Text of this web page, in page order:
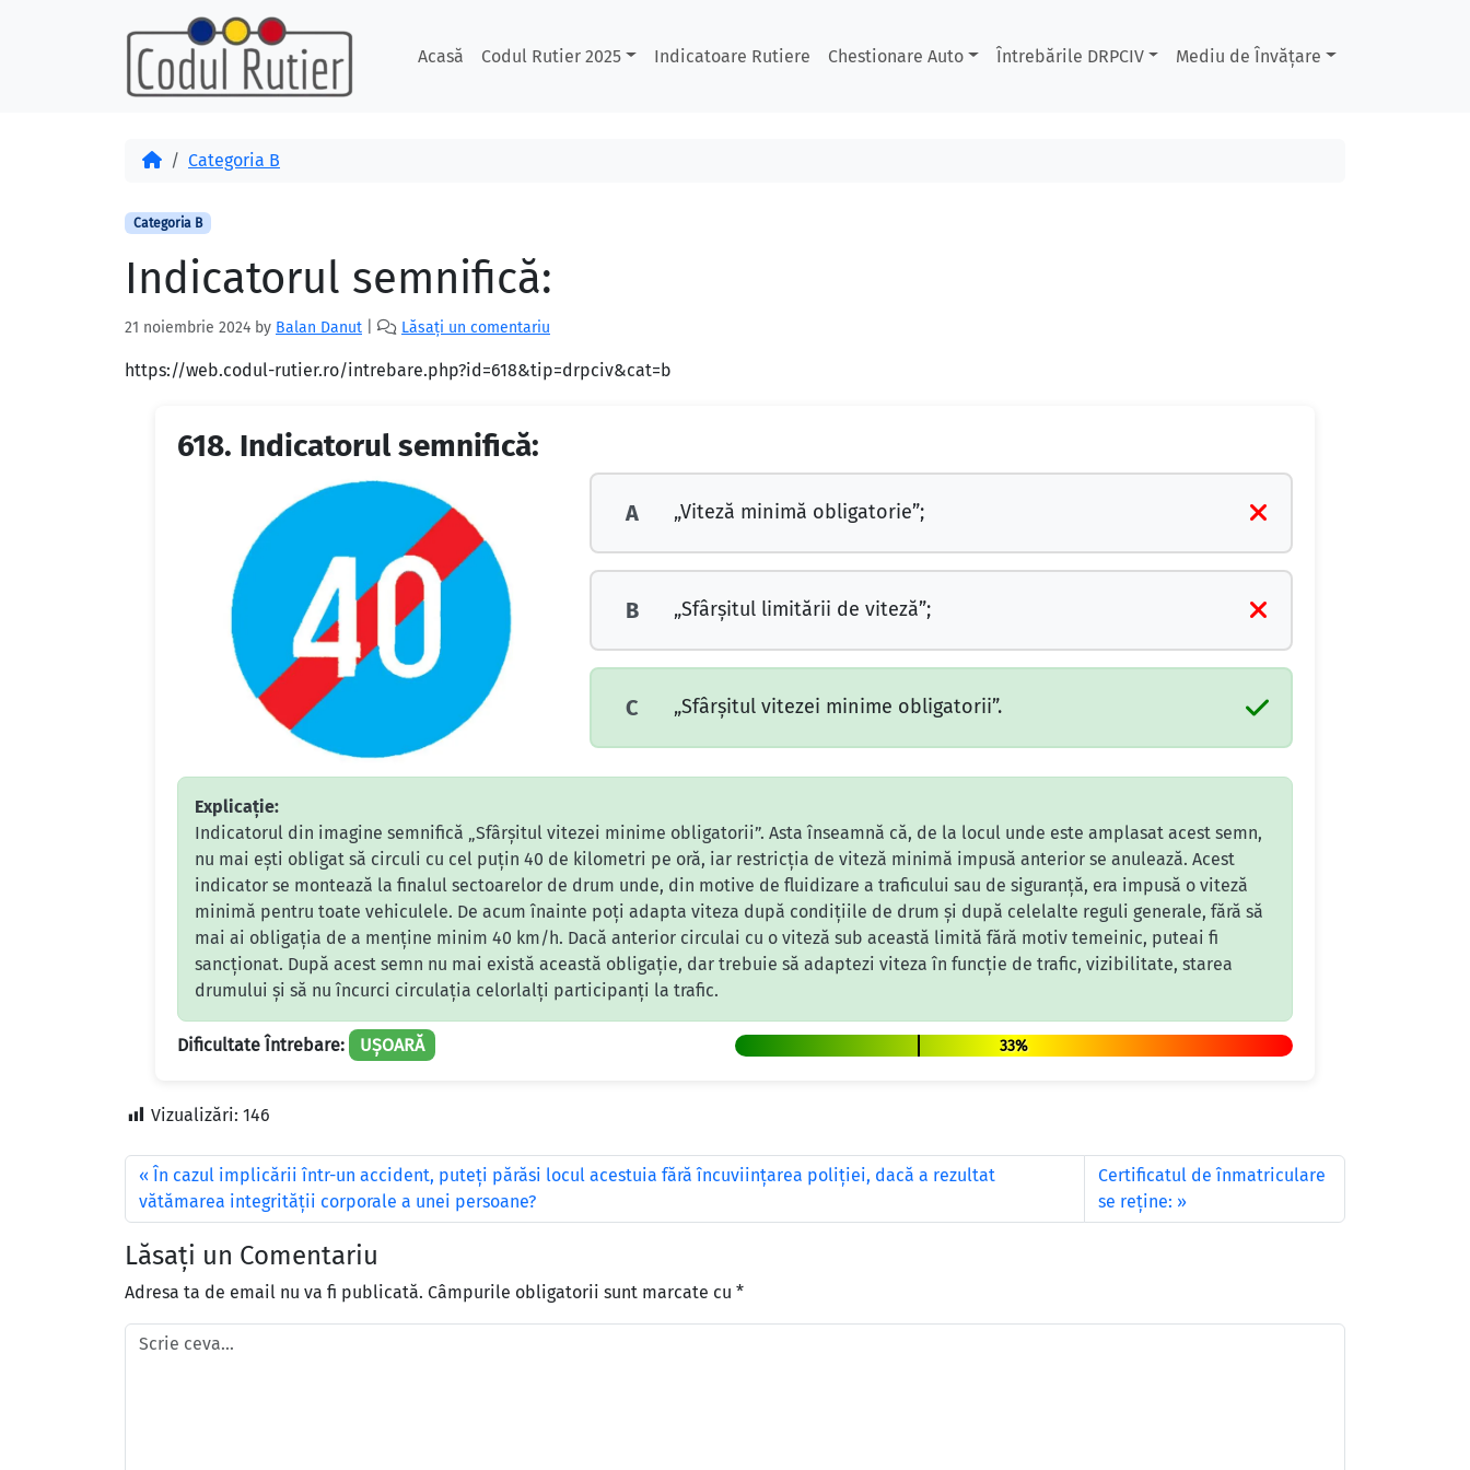
Acasă Codul Rutier 2025 Indicatoare Rutiere Chestionare Auto Întrebările DRPCIV Mediu de Învățare
AcasăCategoria B
Categoria B
Indicatorul semnifică:
21 noiembrie 2024 by Balan Danut Lăsați un comentariu
https://web.codul-rutier.ro/intrebare.php?id=618&tip=drpciv&cat=b
618. Indicatorul semnifică:
A „Viteză minimă obligatorie”;
B „Sfârşitul limitării de viteză”;
C „Sfârşitul vitezei minime obligatorii”.
Explicație:
Indicatorul din imagine semnifică „Sfârșitul vitezei minime obligatorii”. Asta înseamnă că, de la locul unde este amplasat acest semn,
nu mai ești obligat să circuli cu cel puțin 40 de kilometri pe oră, iar restricția de viteză minimă impusă anterior se anulează. Acest
indicator se montează la finalul sectoarelor de drum unde, din motive de fluidizare a traficului sau de siguranță, era impusă o viteză
minimă pentru toate vehiculele. De acum înainte poți adapta viteza după condițiile de drum și după celelalte reguli generale, fără să
mai ai obligația de a menține minim 40 km/h. Dacă anterior circulai cu o viteză sub această limită fără motiv temeinic, puteai fi
sancționat. După acest semn nu mai există această obligație, dar trebuie să adaptezi viteza în funcție de trafic, vizibilitate, starea
drumului și să nu încurci circulația celorlalți participanți la trafic.
Dificultate Întrebare: UȘOARĂ 33%
Vizualizări: 146
În cazul implicării într-un accident, puteți părăsi locul acestuia fără încuviințarea poliției, dacă a rezultat
vătămarea integrității corporale a unei persoane?
Certificatul de înmatriculare
se reține:
Lăsați un Comentariu
Adresa ta de email nu va fi publicată. Câmpurile obligatorii sunt marcate cu *